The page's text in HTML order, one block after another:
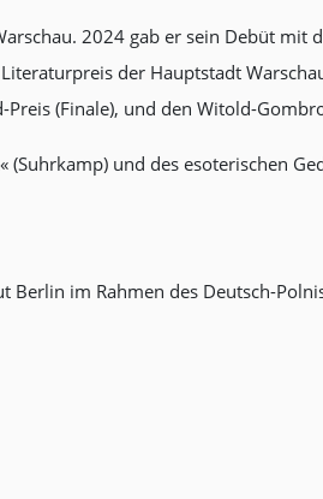
2024 gab er sein Debüt mit
der Hauptstadt
(Finale), und den Witold-
und des esoterischen
im Rahmen des Deutsch-